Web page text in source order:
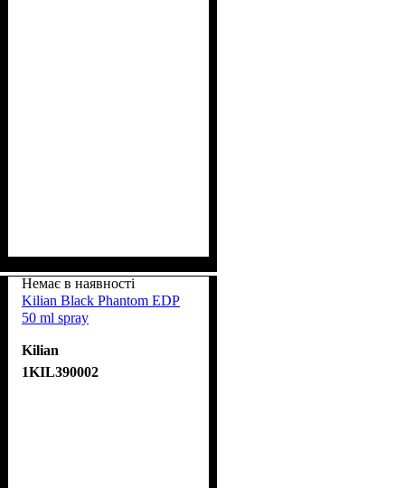
Немає в наявності
Kilian Black Phantom EDP
50 ml spray
Kilian
1KIL390002